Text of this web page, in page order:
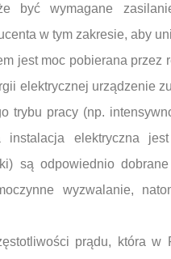
być wymagane
w tym zakresie, aby
jest moc pobierana
elektrycznej urządzenie
trybu pracy (np.
instalacja elektryczna
są odpowiednio
wyzwalanie,
prądu, która